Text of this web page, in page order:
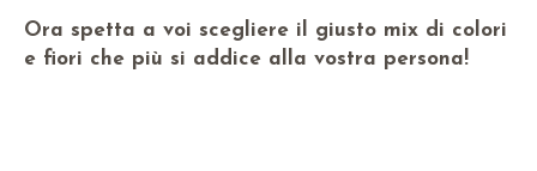
Ora spetta a voi scegliere il giusto mix di colori
e fiori che più si addice alla vostra persona!